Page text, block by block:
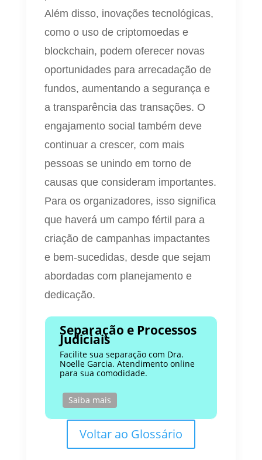
Além disso, inovações tecnológicas,
como o uso de criptomoedas e
blockchain, podem oferecer novas
oportunidades para arrecadação de
fundos, aumentando a segurança e
a transparência das transações. O
engajamento social também deve
continuar a crescer, com mais
pessoas se unindo em torno de
causas que consideram importantes.
Para os organizadores, isso significa
que haverá um campo fértil para a
criação de campanhas impactantes
e bem-sucedidas, desde que sejam
abordadas com planejamento e
dedicação.
Separação e Processos
Judiciais
Facilite sua separação com Dra.
Noelle Garcia. Atendimento online
para sua comodidade.
Saiba mais
Voltar ao Glossário